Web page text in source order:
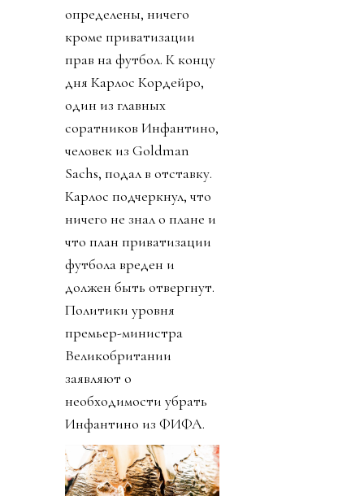
определены, ничего
кроме приватизации
прав на футбол. К концу
дня Карлос Кордейро,
один из главных
соратников Инфантино,
человек из Goldman
Sachs, подал в отставку.
Карлос подчеркнул, что
ничего не знал о плане и
что план приватизации
футбола вреден и
должен быть отвергнут.
Политики уровня
премьер-министра
Великобритании
заявляют о
необходимости убрать
Инфантино из ФИФА.